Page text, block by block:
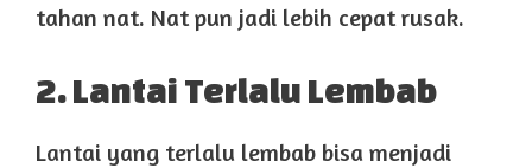
tahan nat. Nat pun jadi lebih cepat rusak.
2. Lantai Terlalu Lembab
Lantai yang terlalu lembab bisa menjadi